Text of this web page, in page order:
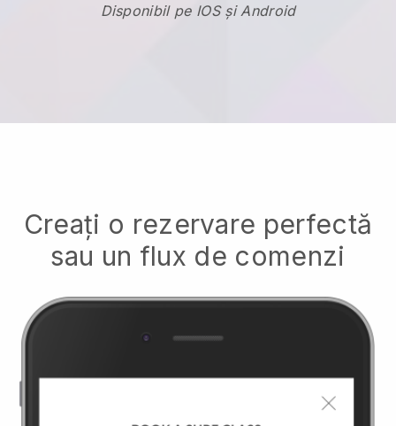
Disponibil pe IOS și Android
Creați o rezervare perfectă
sau un flux de comenzi